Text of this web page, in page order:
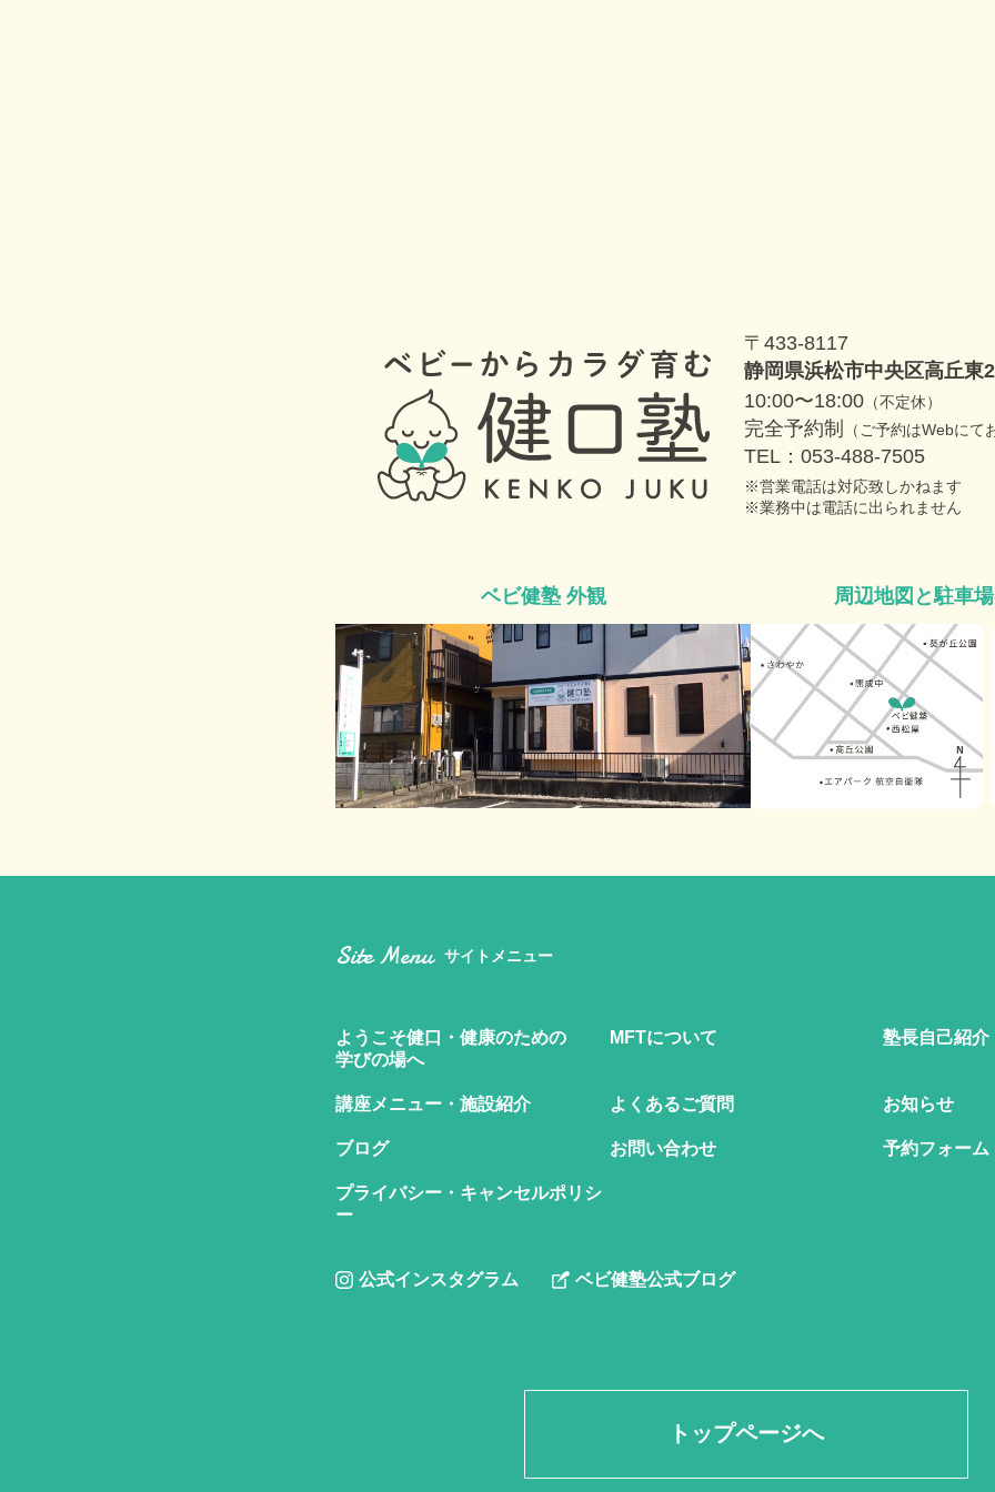
〒433-8117
静岡県浜松市中央区高丘東
10:00〜18:00 （不定休）
完全予約制 （ご予約はWebにて
TEL：053-488-7505
営業電話は対応致しかねます
業務中は電話に出られません
ベビ健塾 外観 周辺地図と駐車
Site Menu サイトメニュー
ようこそ健口・健康のための
学びの場へ
MFTについて 塾長自己紹介
講座メニュー・施設紹介 よくあるご質問 お知らせ
ブログ お問い合わせ 予約フォーム
プライバシー・キャンセルポリシ
ー
公式インスタグラム ベビ健塾公式ブログ
トップページへ